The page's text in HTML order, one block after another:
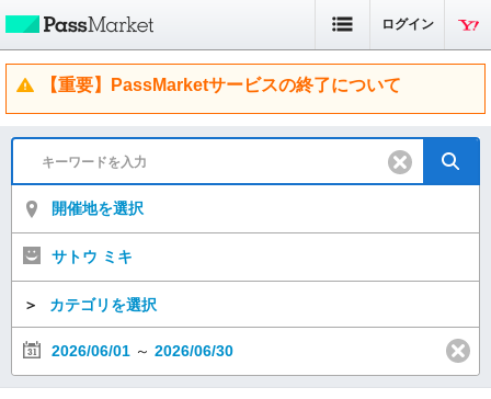
ログイン
【重要】PassMarketサービスの終了について
開催地を選択
サトウ ミキ
＞ カテゴリを選択
2026/06/01 ～ 2026/06/30